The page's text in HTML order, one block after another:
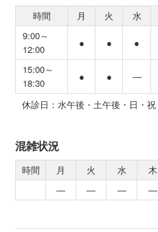
時間 月 火 水
9:00～
12:00
● ● ●
15:00～
18:30
● ● ―
休診日：水午後・土午後・日・祝
混雑状況
時間 月 火 水 木
―
― ― ―